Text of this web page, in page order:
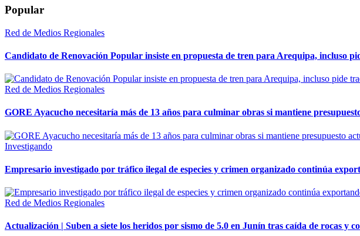
Popular
Red de Medios Regionales
Candidato de Renovación Popular insiste en propuesta de tren para Arequipa, incluso
Red de Medios Regionales
GORE Ayacucho necesitaría más de 13 años para culminar obras si mantiene
Investigando
Empresario investigado por tráfico ilegal de especies y crimen organizado continúa
Red de Medios Regionales
Actualización | Suben a siete los heridos por sismo de 5.0 en Junín tras caída de rocas y